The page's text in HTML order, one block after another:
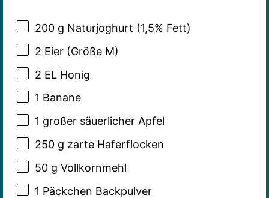
200 g Naturjoghurt (1,5% Fett)
2 Eier (Größe M)
2 EL Honig
1 Banane
1 großer säuerlicher Apfel
250 g zarte Haferflocken
50 g Vollkornmehl
1 Päckchen Backpulver